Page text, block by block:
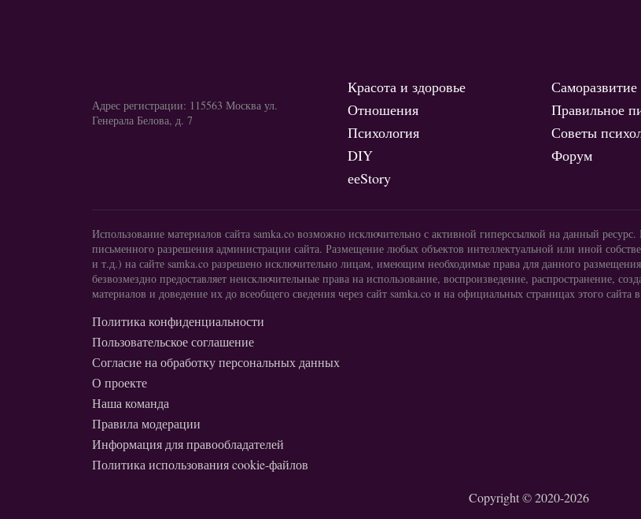
Адрес регистрации: 115563 Москва ул.
Генерала Белова, д. 7
Красота и здоровье
Отношения
Психология
DIY
ееStory
Саморазвитие
Правильное
Советы
Форум
Использование материалов сайта samka.co возможно исключительно с активной гиперссылкой на данный
письменного разрешения администрации сайта. Размещение любых объектов интеллектуальной или иной
и т.д.) на сайте samka.co разрешено исключительно лицам, имеющим необходимые права для данного
безвозмездно предоставляет неисключительные права на использование, воспроизведение, распространение,
материалов и доведение их до всеобщего сведения через сайт samka.co и на официальных страницах этого сайта
Политика конфиденциальности
Пользовательское соглашение
Согласие на обработку персональных данных
О проекте
Наша команда
Правила модерации
Информация для правообладателей
Политика использования cookie-файлов
Copyright © 2020-2026